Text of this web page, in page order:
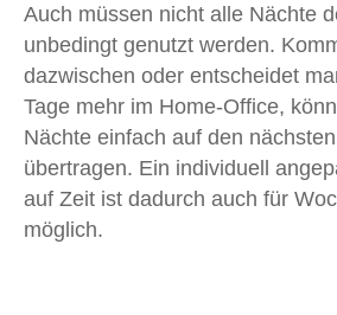
Auch müssen nicht alle Nächte
unbedingt genutzt werden.
dazwischen oder entscheidet
Tage mehr im Home-Office,
Nächte einfach auf den
übertragen. Ein individuell
auf Zeit ist dadurch auch für
möglich.